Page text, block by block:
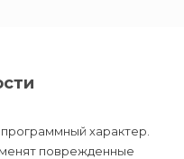
характер.
поврежденные